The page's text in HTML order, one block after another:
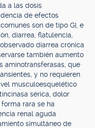
a las dosis
de efectos
son de tipo GI, e
diarrea, flatulencia,
diarrea crónica
también aumento
aminotransferasas, que
y no requieren
musculoesquelético
sérica, dolor
rara se ha
renal aguda
simultáneo de